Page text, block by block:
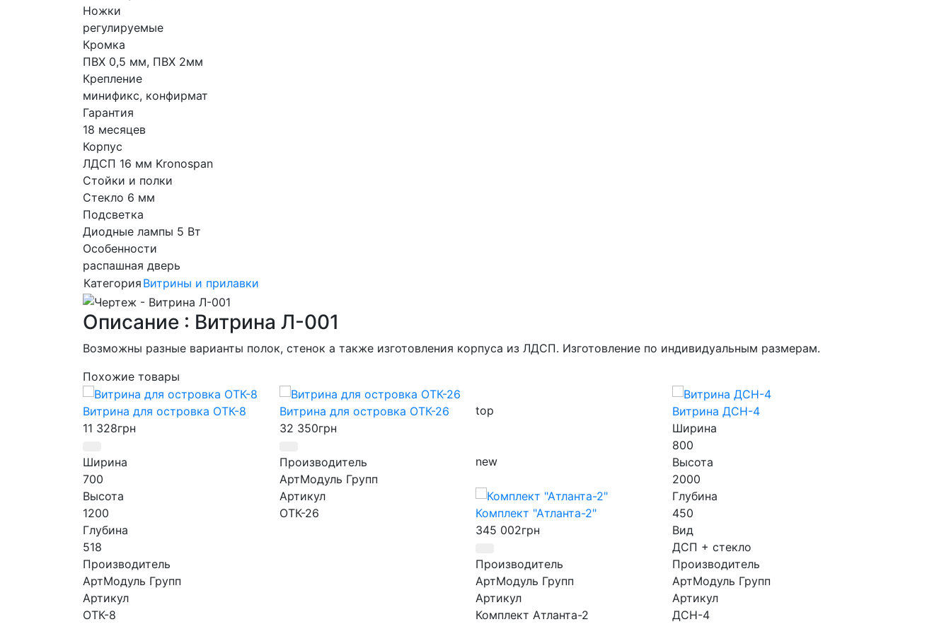
Ножки
регулируемые
Кромка
ПВХ 0,5 мм, ПВХ 2мм
Крепление
минификс, конфирмат
Гарантия
18 месяцев
Корпус
ЛДСП 16 мм Kronospan
Стойки и полки
Стекло 6 мм
Подсветка
Диодные лампы 5 Вт
Особенности
распашная дверь
Категория Витрины и прилавки
Описание : Витрина Л-001
Возможны разные варианты полок, стенок а также изготовления корпуса из ЛДСП. Изготовление по индивидуальным размерам.
Похожие товары
Витрина для островка ОТК-8
11 328грн
Ширина
700
Высота
1200
Глубина
518
Производитель
АртМодуль Групп
Артикул
ОТК-8
Витрина для островка ОТК-26
32 350грн
Производитель
АртМодуль Групп
Артикул
ОТК-26
top
new
Комплект "Атланта-2"
345 002грн
Производитель
АртМодуль Групп
Артикул
Комплект Атланта-2
Витрина ДСН-4
Ширина
800
Высота
2000
Глубина
450
Вид
ДСП + стекло
Производитель
АртМодуль Групп
Артикул
ДСН-4